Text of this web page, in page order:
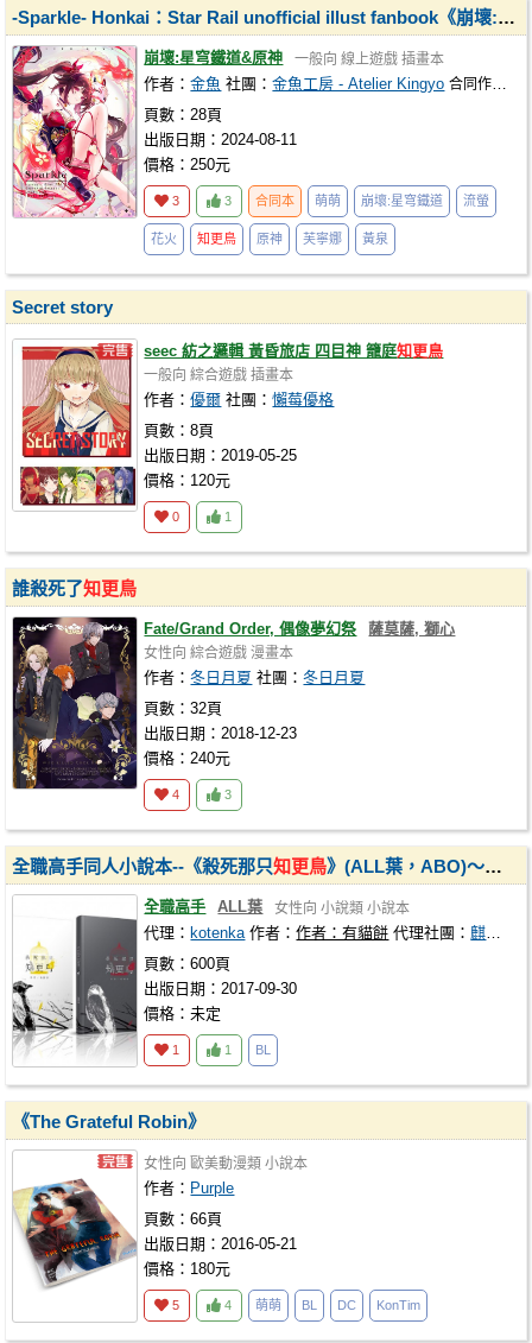
-Sparkle- Honkai：Star Rail unofficial illust fanbook《崩壞:星穹鐵道&原神》
崩壞:星穹鐵道&原神 一般向 線上遊戲 插畫本
作者：金魚 社團：金魚工房 - Atelier Kingyo 合同作者：
頁數：28頁
出版日期：2024-08-11
價格：250元
3 3 合同本 萌萌 崩壞:星穹鐵道 流螢
花火 知更鳥 原神 芙寧娜 黃泉
Secret story
seec 紡之邏輯 黃昏旅店 四目神 籠庭知更鳥
一般向 綜合遊戲 插畫本
作者：優爾 社團：懶莓優格
頁數：8頁
出版日期：2019-05-25
價格：120元
0 1
誰殺死了知更鳥
Fate/Grand Order, 偶像夢幻祭 薩莫薩, 獅心
女性向 綜合遊戲 漫畫本
作者：冬日月夏 社團：冬日月夏
頁數：32頁
出版日期：2018-12-23
價格：240元
4 3
全職高手同人小說本--《殺死那只知更鳥》(ALL葉，ABO)～二刷
全職高手 ALL葉 女性向 小說類 小說本
代理： kotenka作者：作者：有貓餅 代理社團：麒麟天真閣
頁數：600頁
出版日期：2017-09-30
價格：未定
1 1 BL
《The Grateful Robin》
女性向 歐美動漫類 小說本
作者： Purple
頁數：66頁
出版日期：2016-05-21
價格：180元
5 4 萌萌 BL DC KonTim